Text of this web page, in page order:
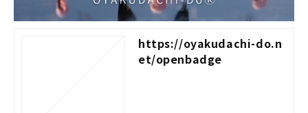
https://oyakudachi-do.n
et/openbadge